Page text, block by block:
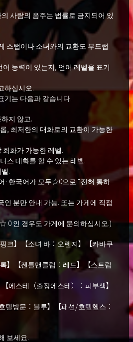
사람의 음주는 법률로 금지되어 있
스탭이나 소녀와의 교환도 부드럽
능력이 있는지, 언어 레벨을 표기
하십시오.
기는 다음과 같습니다.
지 않고.
저한의 대화로의 교환이 가능한
가 가능한 레벨.
대화를 할 수 있는 레벨.
.
·한국어가 모두☆0으로 “전혀 통하
인 분만 안내 가능. 또는 가게에 직접
0 인 경우도 가게에 문의하십시오.)
핑크】【소녀 바：오렌지】【카바쿠
】【젠틀맨클럽：레드】【스트립
에스테（출장에스테）：피부색】
텔방문：블루】【패션/호텔헬스：
보세요.